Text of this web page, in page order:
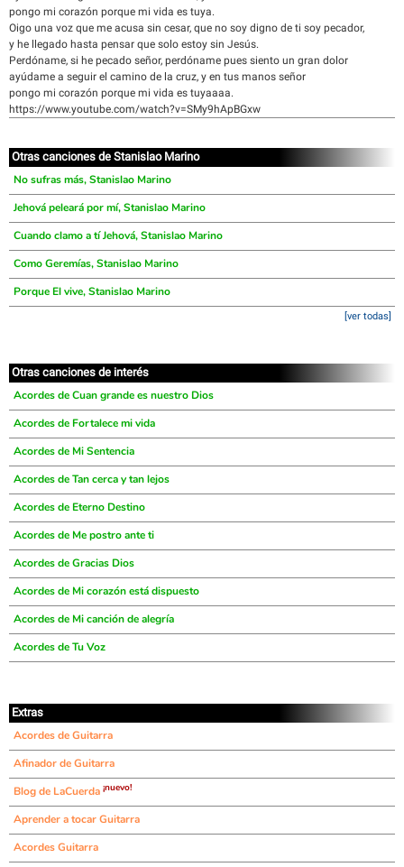
pongo mi corazón porque mi vida es tuya.
Oigo una voz que me acusa sin cesar, que no soy digno de ti soy pecador,
y he llegado hasta pensar que solo estoy sin Jesús.
Perdóname, si he pecado señor, perdóname pues siento un gran dolor
ayúdame a seguir el camino de la cruz, y en tus manos señor
pongo mi corazón porque mi vida es tuyaaaa.
https://www.youtube.com/watch?v=SMy9hApBGxw
Otras canciones de Stanislao Marino
No sufras más, Stanislao Marino
Jehová peleará por mí, Stanislao Marino
Cuando clamo a tí Jehová, Stanislao Marino
Como Geremías, Stanislao Marino
Porque El vive, Stanislao Marino
[ver todas]
Otras canciones de interés
Acordes de Cuan grande es nuestro Dios
Acordes de Fortalece mi vida
Acordes de Mi Sentencia
Acordes de Tan cerca y tan lejos
Acordes de Eterno Destino
Acordes de Me postro ante ti
Acordes de Gracias Dios
Acordes de Mi corazón está dispuesto
Acordes de Mi canción de alegría
Acordes de Tu Voz
Extras
Acordes de Guitarra
Afinador de Guitarra
Blog de LaCuerda ¡nuevo!
Aprender a tocar Guitarra
Acordes Guitarra